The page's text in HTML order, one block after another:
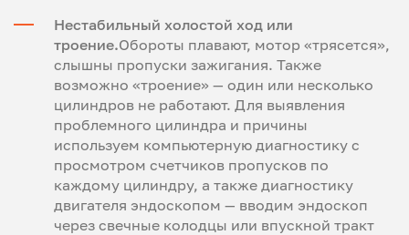
Нестабильный холостой ход или
троение.Обороты плавают, мотор «трясется»,
слышны пропуски зажигания. Также
возможно «троение» — один или несколько
цилиндров не работают. Для выявления
проблемного цилиндра и причины
используем компьютерную диагностику с
просмотром счетчиков пропусков по
каждому цилиндру, а также диагностику
двигателя эндоскопом — вводим эндоскоп
через свечные колодцы или впускной тракт